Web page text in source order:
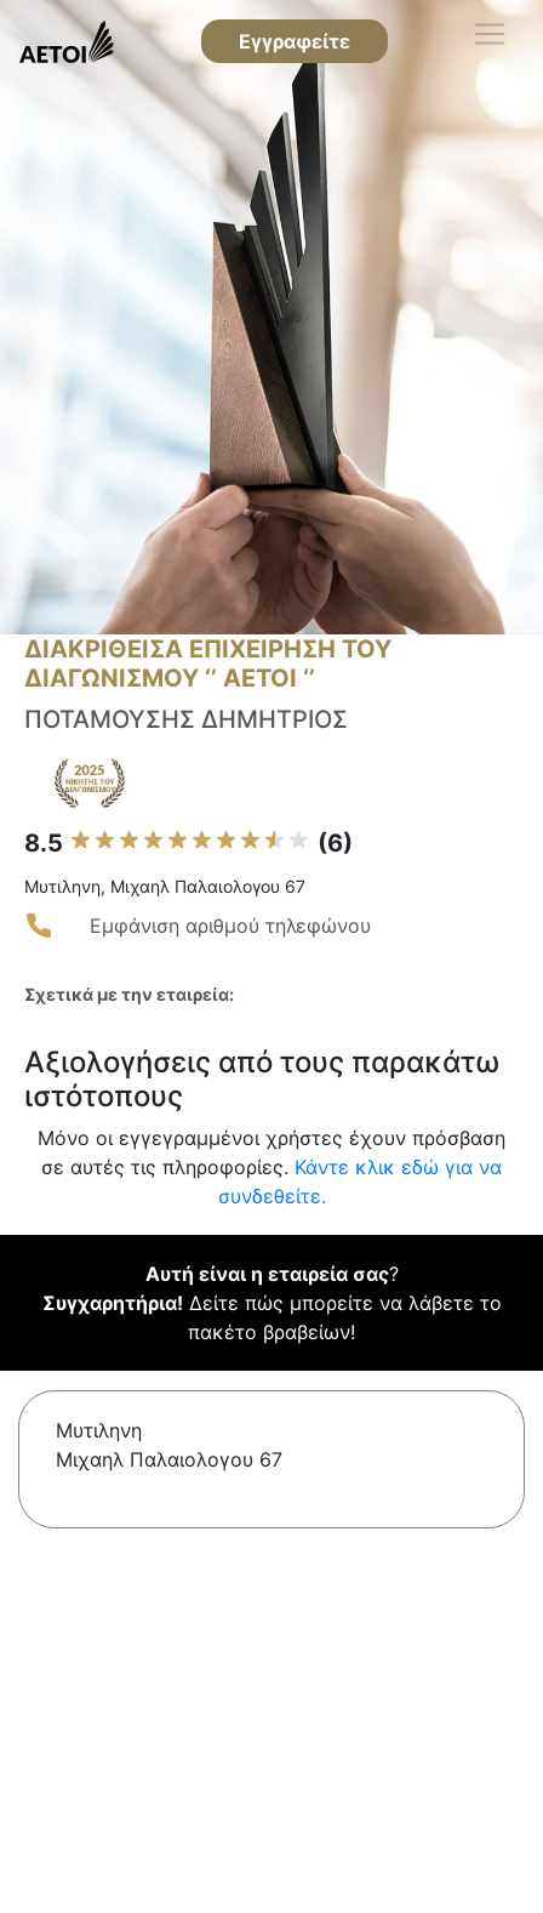
Εγγραφείτε
ΔΙΑΚΡΙΘΕΙΣΑ ΕΠΙΧΕΙΡΗΣΗ ΤΟΥ
ΔΙΑΓΩΝΙΣΜΟΥ ‘’ ΑΕΤΟΙ ‘’
ΠΟΤΑΜΟΥΣΗΣ ΔΗΜΗΤΡΙΟΣ
8.5 (6)
Μυτιληνη, Μιχαηλ Παλαιολογου 67
Εμφάνιση αριθμού τηλεφώνου
Σχετικά με την εταιρεία:
Αξιολογήσεις από τους παρακάτω
ιστότοπους
Μόνο οι εγγεγραμμένοι χρήστες έχουν πρόσβαση
σε αυτές τις πληροφορίες. Κάντε κλικ εδώ για να
συνδεθείτε.
Αυτή είναι η εταιρεία σας?
Συγχαρητήρια! Δείτε πώς μπορείτε να λάβετε το
πακέτο βραβείων!
Μυτιληνη
Μιχαηλ Παλαιολογου 67